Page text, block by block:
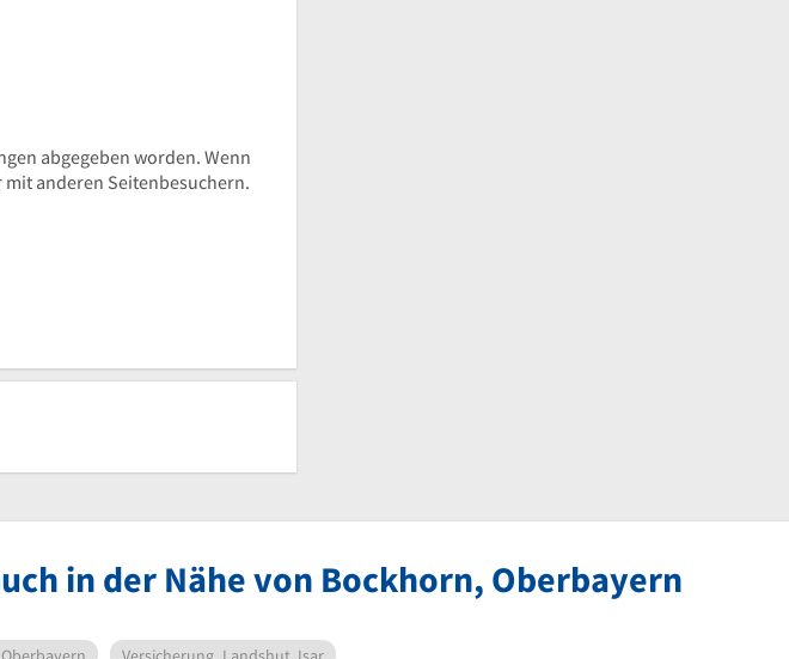
abgegeben worden. Wenn
anderen Seitenbesuchern.
in der Nähe von Bockhorn, Oberbayern